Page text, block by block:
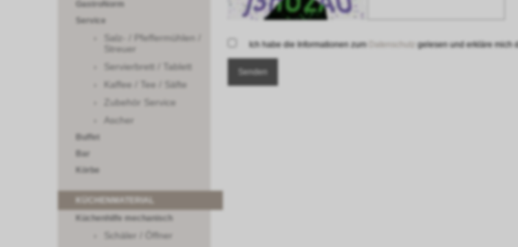
GastroNorm
Service
Salz- / Pfeffermühlen /
Streuer
Servierbrett / Tablett
Kaffee / Tee / Säfte
Zubehör Service
Ascher
Buffet
Bar
Körbe
KÜCHENMATERIAL
Küchenhilfe mechanisch
Schäler / Öffner
Ich habe die Informationen zum gelesen und erkläre mich